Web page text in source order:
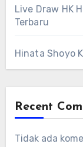
Live Draw HK
Terbaru
Hinata Shoyo
Recent
Tidak ada